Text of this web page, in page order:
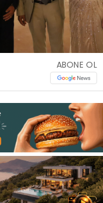
WhatsApp
İhbar Hattı
Facebook
Instagram
Youtube
ABONE OL